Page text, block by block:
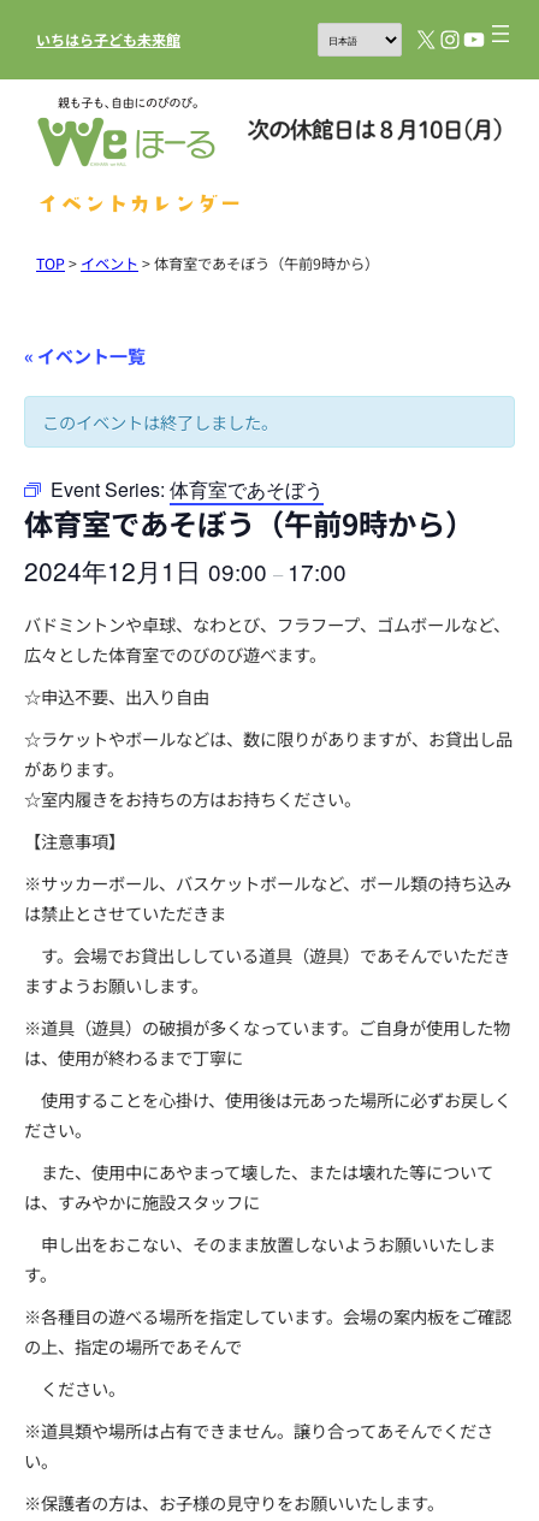
いちはら子ども未来館 X Instagram
YouTube
イベントカレンダー
TOP> イベント >体育室であそぼう（午前9時から）
« イベント一覧
このイベントは終了しました。
Event Series: 体育室であそぼう
体育室であそぼう（午前9時から）
2024年12月1日 09:00 – 17:00
バドミントンや卓球、なわとび、フラフープ、ゴムボールなど、
広々とした体育室でのびのび遊べます。
☆申込不要、出入り自由
☆ラケットやボールなどは、数に限りがありますが、お貸出し品
があります。
☆室内履きをお持ちの方はお持ちください。
【注意事項】
※サッカーボール、バスケットボールなど、ボール類の持ち込み
は禁止とさせていただきま
す。会場でお貸出ししている道具（遊具）であそんでいただき
ますようお願いします。
※道具（遊具）の破損が多くなっています。ご自身が使用した物
は、使用が終わるまで丁寧に
使用することを心掛け、使用後は元あった場所に必ずお戻しく
ださい。
また、使用中にあやまって壊した、または壊れた等について
は、すみやかに施設スタッフに
申し出をおこない、そのまま放置しないようお願いいたしま
す。
※各種目の遊べる場所を指定しています。会場の案内板をご確認
の上、指定の場所であそんで
ください。
※道具類や場所は占有できません。譲り合ってあそんでくださ
い。
※保護者の方は、お子様の見守りをお願いいたします。